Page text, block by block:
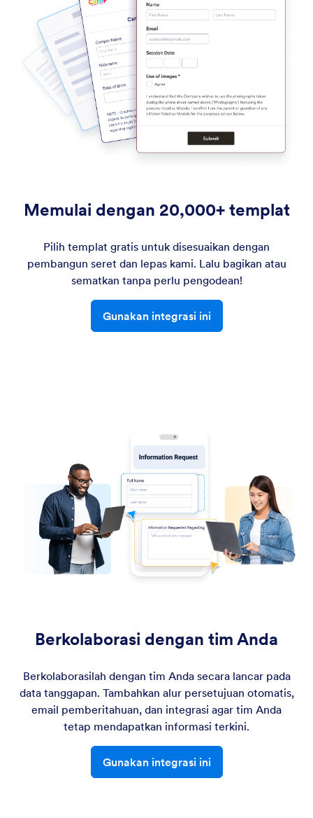
Memulai dengan 20,000+ templat
Pilih templat gratis untuk disesuaikan dengan
pembangun seret dan lepas kami. Lalu bagikan atau
sematkan tanpa perlu pengodean!
Gunakan integrasi ini
Berkolaborasi dengan tim Anda
Berkolaborasilah dengan tim Anda secara lancar pada
data tanggapan. Tambahkan alur persetujuan otomatis,
email pemberitahuan, dan integrasi agar tim Anda
tetap mendapatkan informasi terkini.
Gunakan integrasi ini